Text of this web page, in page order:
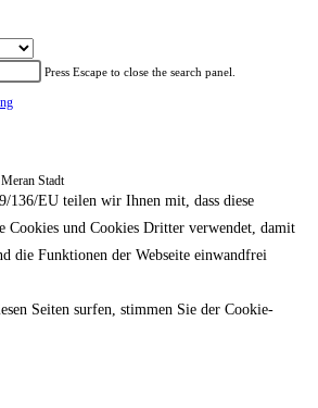
Press Escape to close the search panel.
Stadt
136/EU teilen wir Ihnen mit, dass diese
Cookies und Cookies Dritter verwendet, damit
die Funktionen der Webseite einwandfrei
Seiten surfen, stimmen Sie der Cookie-